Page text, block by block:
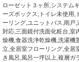
ローゼット３ヶ所,システム
ーズボックス,トイレ未使用,
ーリング,ユニットバス,雨戸
対応,三面鏡付洗面化粧台,室
燥機,食器洗浄乾燥機,洗濯機
立,全居室フローリング,全居
き風呂,風呂一坪以上,複層ガ